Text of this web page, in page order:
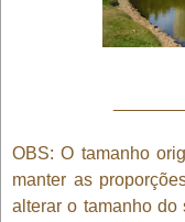
OBS: O tamanho
manter as
alterar o tamanho do